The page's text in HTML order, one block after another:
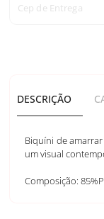
Cep de Entrega
DESCRIÇÃO
Biquíni de
um visual
Composição: